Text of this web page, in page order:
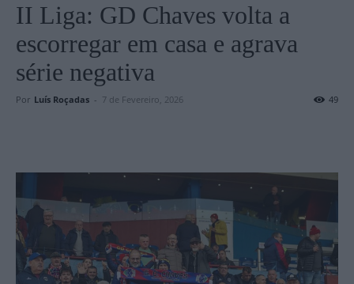
II Liga: GD Chaves volta a
escorregar em casa e agrava
série negativa
Por Luís Roçadas - 7 de Fevereiro, 2026 49